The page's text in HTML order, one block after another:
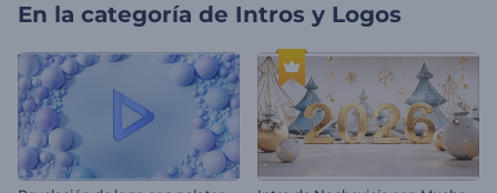
En la categoría de Intros y Logos